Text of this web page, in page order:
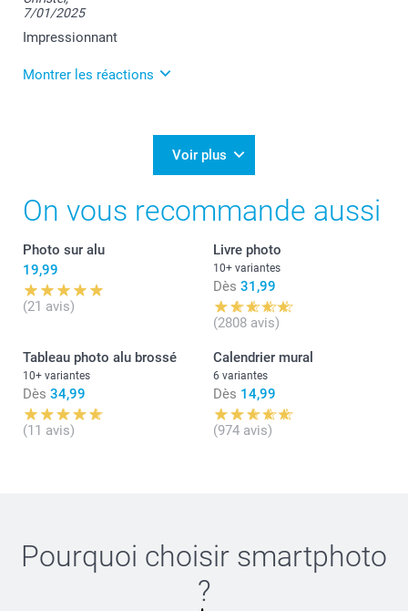
votre tableau photo alu.
Bien à vous,
7/01/2025
Impressionnant
Montrer les réactions
Nous sommes ravis de lire votre commentaire
heureux d'apprendre que nous avons réussi à
répondre à vos attentes.
Laila@Smartphoto
Voir plus
On vous recommande aussi
Photo sur alu
19,99
(21 avis)
Livre photo
10+ variantes
Dès 31,99
(2808 avis)
Tableau photo alu brossé
10+ variantes
Dès 34,99
(11 avis)
Calendrier mural
6 variantes
Dès 14,99
(974 avis)
Pourquoi choisir smartphoto
?